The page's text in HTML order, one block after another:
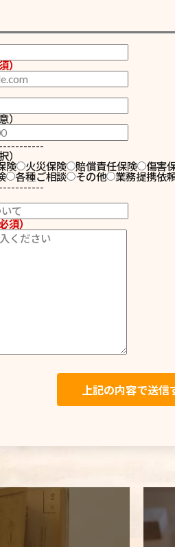
）
）
）
険 火災保険 賠償責任保険 傷害
各種ご相談 その他
業務提携依
須）